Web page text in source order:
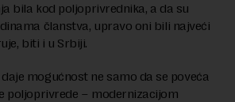
bila kod poljoprivrednika, a da su
članstva, upravo oni bili najveći
biti i u Srbiji.
mogućnost ne samo da se poveća
poljoprivrede – modernizacijom